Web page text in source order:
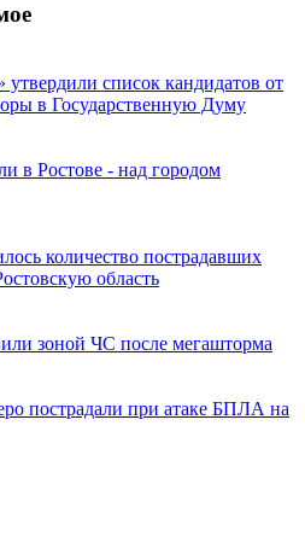
список кандидатов от
в Государственную Думу
в Ростове - над городом
количество пострадавших
область
зоной ЧС после мегашторма
пострадали при атаке БПЛА на